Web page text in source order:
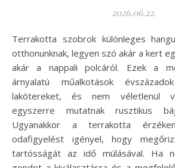
2026.06.22.
Terrakotta szobrok különleges hangulatot kölcsönöznek
otthonunknak, legyen szó akár a kert
akár a nappali polcáról. Ezek a
árnyalatú műalkotások
lakótereket, és nem véletlenül
egyszerre mutatnak rusztikus
Ugyanakkor a terrakotta
odafigyelést igényel, hogy
tartósságát az idő múlásával. Ha